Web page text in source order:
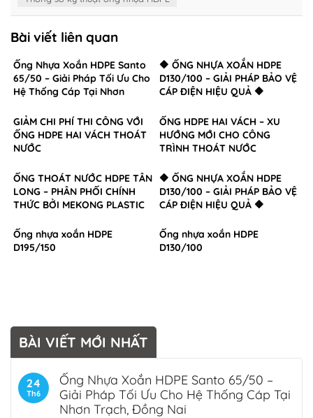
Bài viết liên quan
Ống Nhựa Xoắn HDPE Santo
65/50 – Giải Pháp Tối Ưu Cho
Hệ Thống Cáp Tại Nhơn
🔶 ỐNG NHỰA XOẮN HDPE
D130/100 – GIẢI PHÁP BẢO VỆ
CÁP ĐIỆN HIỆU QUẢ 🔶
GIẢM CHI PHÍ THI CÔNG VỚI
ỐNG HDPE HAI VÁCH THOÁT
NƯỚC
ỐNG HDPE HAI VÁCH – XU
HƯỚNG MỚI CHO CÔNG
TRÌNH THOÁT NƯỚC
ỐNG THOÁT NƯỚC HDPE TÂN
LONG – PHÂN PHỐI CHÍNH
THỨC BỞI MEKONG PLASTIC
🔶 ỐNG NHỰA XOẮN HDPE
D130/100 – GIẢI PHÁP BẢO VỆ
CÁP ĐIỆN HIỆU QUẢ 🔶
Ống nhựa xoắn HDPE
D195/150
Ống nhựa xoắn HDPE
D130/100
BÀI VIẾT MỚI NHẤT
24
Th6
Ống Nhựa Xoắn HDPE Santo 65/50 –
Giải Pháp Tối Ưu Cho Hệ Thống Cáp Tại
Nhơn Trạch, Đồng Nai